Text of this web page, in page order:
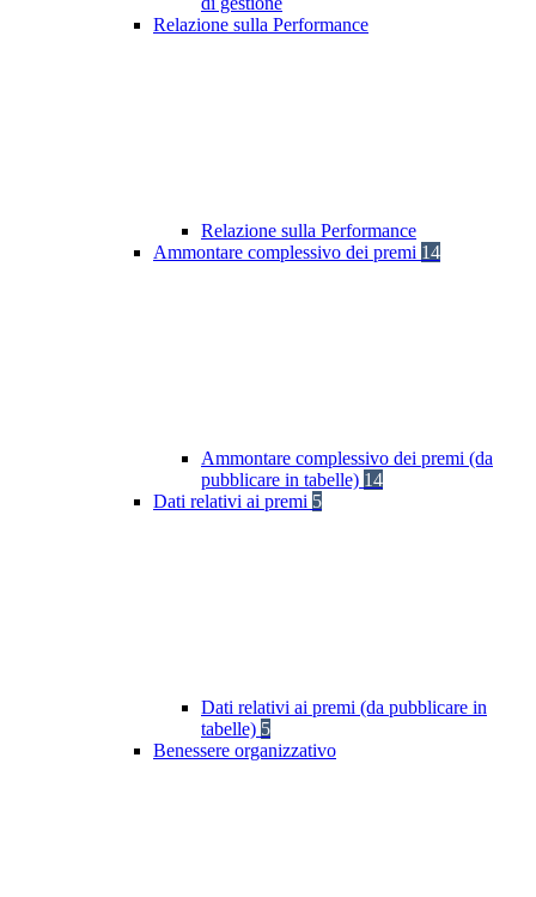
Relazione sulla Performance
Relazione sulla Performance
Ammontare complessivo dei premi 14
Ammontare complessivo dei premi (da
pubblicare in tabelle) 14
Dati relativi ai premi 5
Dati relativi ai premi (da pubblicare in
tabelle) 5
Benessere organizzativo